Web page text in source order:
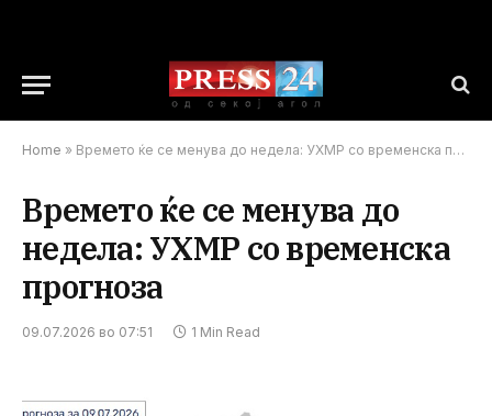
Home » Времето ќе се менува до недела: УХМР со временска прогноза
Времето ќе се менува до
недела: УХМР со временска
прогноза
09.07.2026 во 07:51 1 Min Read